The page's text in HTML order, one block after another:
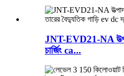
JNT-EVD21-NA
চার্জিং ca...